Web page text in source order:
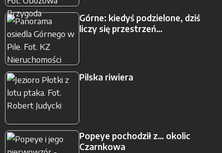
Górne: kiedyś podzielone, dziś
liczy się przestrzeń…
Pilska riwiera
Popeye pochodził z… okolic
Czarnkowa